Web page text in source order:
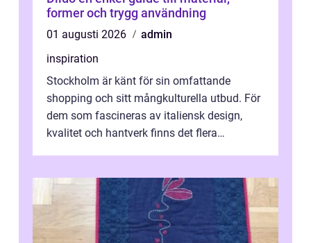
former och trygg användning
01 augusti 2026
admin
inspiration
Stockholm är känt för sin omfattande
shopping och sitt mångkulturella utbud. För
dem som fascineras av italiensk design,
kvalitet och hantverk finns det flera